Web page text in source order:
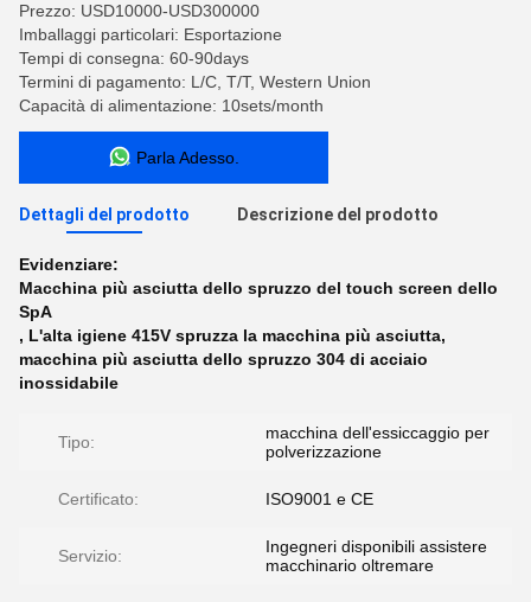
Prezzo: USD10000-USD300000
Imballaggi particolari: Esportazione
Tempi di consegna: 60-90days
Termini di pagamento: L/C, T/T, Western Union
Capacità di alimentazione: 10sets/month
Parla Adesso.
Dettagli del prodotto Descrizione del prodotto
Evidenziare:
Macchina più asciutta dello spruzzo del touch screen dello
SpA
, L'alta igiene 415V spruzza la macchina più asciutta,
macchina più asciutta dello spruzzo 304 di acciaio
inossidabile
Tipo:
macchina dell'essiccaggio per
polverizzazione
Certificato: ISO9001 e CE
Servizio:
Ingegneri disponibili assistere
macchinario oltremare